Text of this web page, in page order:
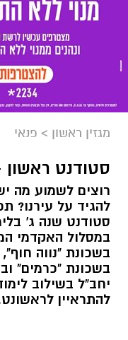
מגזין ראשון > פנאי
סטודנט ראשון
רוצים לשמוע מה
סטודנט שנה ג'
במסלול האקדמי
בשכונת "נווה
בשכונת "כרמים"
יחב"ל בשילוב
להתראיין